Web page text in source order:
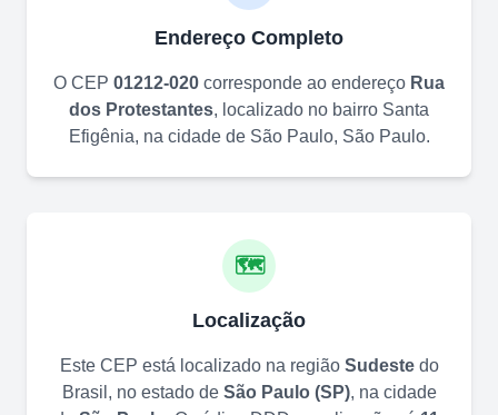
Endereço Completo
O CEP 01212-020 corresponde ao endereço Rua
dos Protestantes, localizado no bairro Santa
Efigênia, na cidade de São Paulo, São Paulo.
🗺️
Localização
Este CEP está localizado na região Sudestedo
Brasil, no estado de São Paulo(SP), na cidade